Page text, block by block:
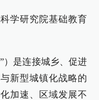
学研究院基础教育
）是连接城乡、促进
新型城镇化战略的
加速、区域发展不